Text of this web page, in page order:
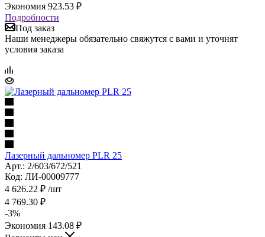
Экономия 923.53 ₽
Подробности
Под заказ
Наши менеджеры обязательно свяжутся с вами и уточнят
условия заказа
Лазерный дальномер PLR 25
Арт.: 2/603/672/521
Код: ЛИ-00009777
4 626.22 ₽ /шт
4 769.30 ₽
-3%
Экономия 143.08 ₽